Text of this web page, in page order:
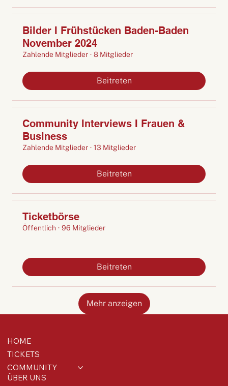
Bilder I Frühstücken Baden-Baden
November 2024
Zahlende Mitglieder · 8 Mitglieder
Beitreten
Community Interviews I Frauen &
Business
Zahlende Mitglieder · 13 Mitglieder
Beitreten
Ticketbörse
Öffentlich · 96 Mitglieder
Beitreten
Mehr anzeigen
HOME
TICKETS
COMMUNITY
ÜBER UNS